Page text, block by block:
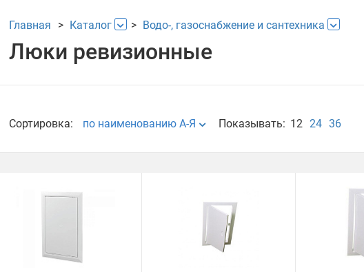
Главная Каталог Водо-, газоснабжение и сантехника
Люки ревизионные
Сортировка: по наименованию А-Я Показывать: 12 24 36